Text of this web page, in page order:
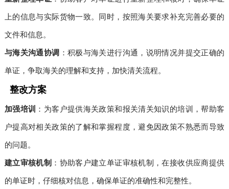
上的信息与实际货物一致。同时，按照海关要求补充完善必要的
文件和信息。
与海关沟通协调 ：积极与海关进行沟通，说明情况并提交正确的
单证，争取海关的理解和支持，加快清关流程。
整改方案
加强培训 ：为客户提供海关政策和报关清关知识的培训，帮助客
户提高对相关政策的了解和掌握程度，避免因政策不熟悉而导致
的问题。
建立审核机制 ：协助客户建立单证审核机制，在接收供应商提供
的单证时，仔细核对信息，确保单证的准确性和完整性。